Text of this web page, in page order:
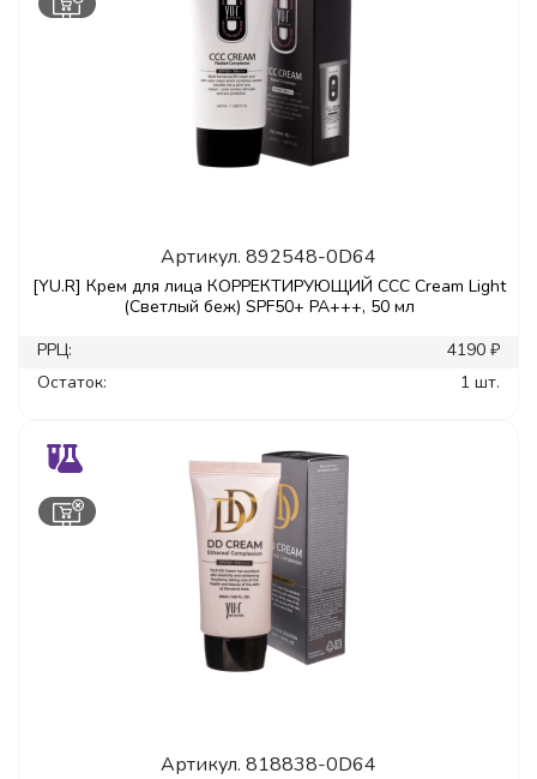
Артикул. 892548-0D64
[YU.R] Крем для лица КОРРЕКТИРУЮЩИЙ ССС Cream Light
(Светлый беж) SPF50+ РА+++, 50 мл
РРЦ:
4190 ₽
Остаток:
1 шт.
Артикул. 818838-0D64